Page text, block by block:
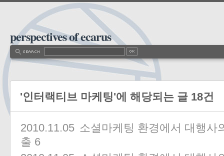
perspectives of ecarus
'인터랙티브 마케팅'에 해당되는 글 18건
2010.11.05 소셜마케팅 환경에서 대행사
출 6